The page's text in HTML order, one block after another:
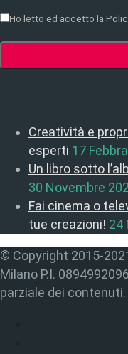
Ho letto ed accetto la
Creatività e
esperti 17
Un libro sotto
30 Novembre
Fai cinema o
tue creazioni! 24
© Copyright 2015-
Milano P.I.
parziale dei